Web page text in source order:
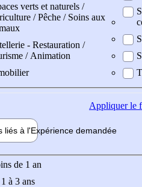
verts et naturels /
/ Pêche / Soins aux
- Restauration /
/ Animation
Appliquerle
liés à l'Expérience demandée
de 1 an
à 3 ans